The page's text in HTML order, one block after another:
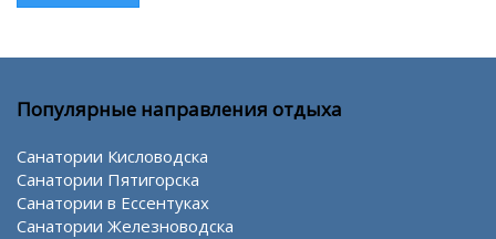
Популярные направления отдыха
Санатории Кисловодска
Санатории Пятигорска
Санатории в Ессентуках
Санатории Железноводска